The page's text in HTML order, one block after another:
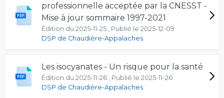
professionnelle acceptée par la CNESST -
Mise à jour sommaire 1997-2021
Édition du 2025-11-25 , Publié le 2025-12-09
DSP de Chaudière-Appalaches
Les isocyanates - Un risque pour la santé
Édition du 2025-11-26 , Publié le 2025-11-26
DSP de Chaudière-Appalaches